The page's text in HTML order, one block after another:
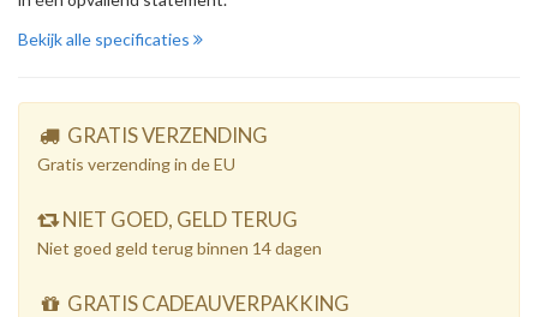
Bekijk alle specificaties
GRATIS VERZENDING
Gratis verzending in de EU
NIET GOED, GELD TERUG
Niet goed geld terug binnen 14 dagen
GRATIS CADEAUVERPAKKING